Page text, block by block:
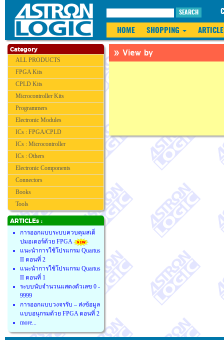
SEARCH
HOME SHOPPING
Category
ALL PRODUCTS
FPGA Kits
CPLD Kits
Microcontroller Kits
Programmers
Electronic Modules
ICs : FPGA/CPLD
ICs : Microcontroller
ICs : Others
Electronic Components
Connectors
Books
Tools
ARTICLEs :
การออกแบบระบบควบคุมสเต็
ปมอเตอร์ด้วย FPGA
แนะนำการใช้โปรแกรม Quartus
II ตอนที่ 2
แนะนำการใช้โปรแกรม Quartus
II ตอนที่ 1
ระบบนับจำนวนแสดงตัวเลข 0 -
9999
การออกแบบวงจรรับ – ส่งข้อมูล
แบบอนุกรมด้วย FPGA ตอนที่ 2
more...
» View by